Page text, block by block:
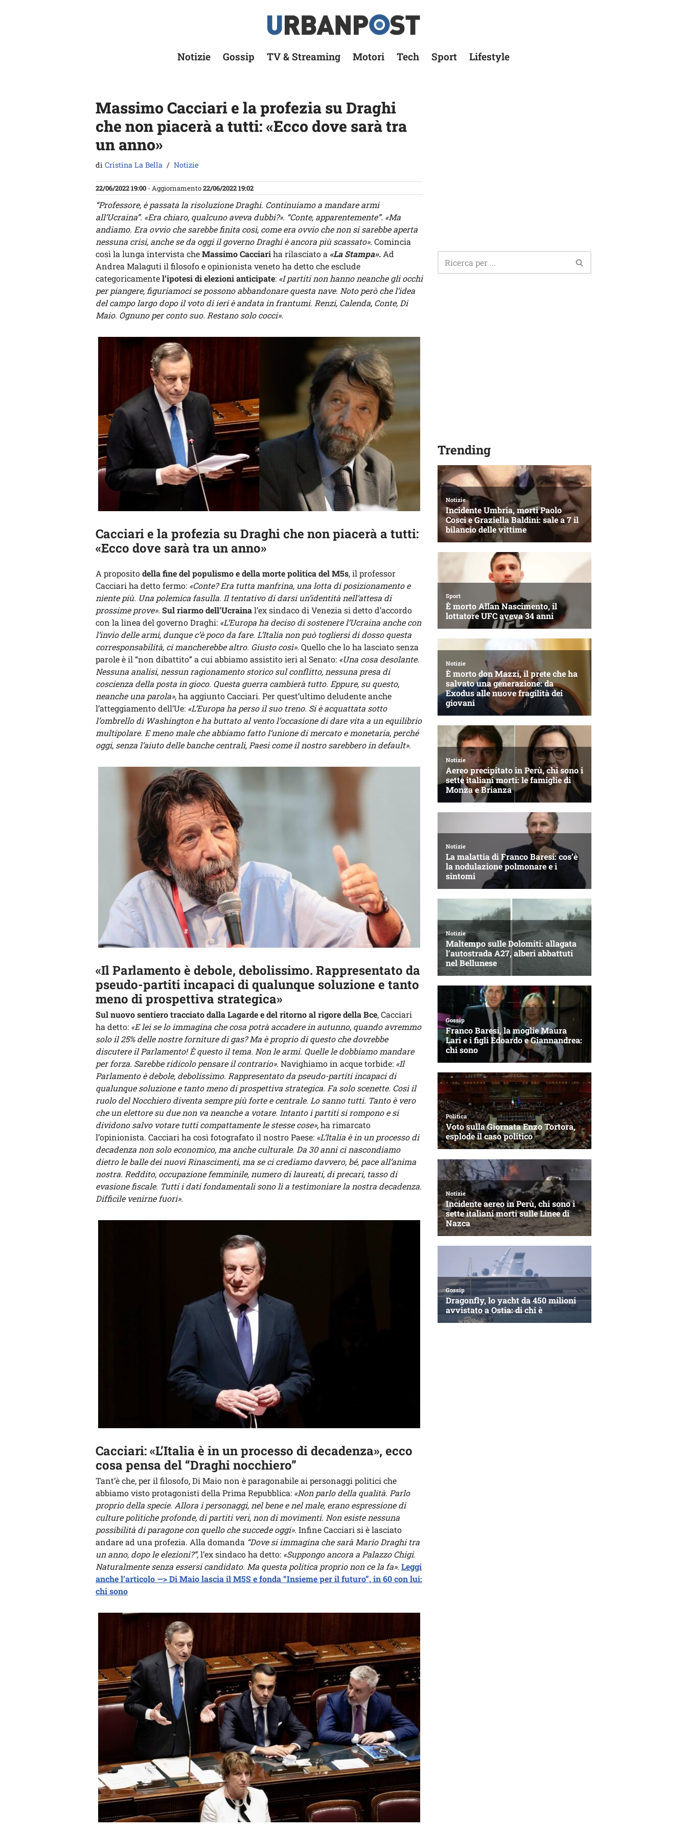
Notizie Gossip TV & Streaming Motori Tech Sport Lifestyle
Massimo Cacciari e la profezia su Draghi
che non piacerà a tutti: «Ecco dove sarà tra
un anno»
di Cristina La Bella Notizie
22/06/2022 19:00 - Aggiornamento22/06/2022 19:02
“Professore, è passata la risoluzione Draghi. Continuiamo a mandare armi
all’Ucraina”. «Era chiaro, qualcuno aveva dubbi?». “Conte, apparentemente”. «Ma
andiamo. Era ovvio che sarebbe finita così, come era ovvio che non si sarebbe aperta
nessuna crisi, anche se da oggi il governo Draghi è ancora più scassato». Comincia
così la lunga intervista cheMassimo Cacciariha rilasciato a «La Stampa». Ad
Andrea Malaguti il filosofo e opinionista veneto ha detto che esclude
categoricamentel’ipotesi di elezioni anticipate: «I partiti non hanno neanche gli occhi
per piangere, figuriamoci se possono abbandonare questa nave. Noto però che l’idea
del campo largo dopo il voto di ieri è andata in frantumi. Renzi, Calenda, Conte, Di
Maio. Ognuno per conto suo. Restano solo cocci».
Cacciari e la profezia su Draghi che non piacerà a tutti:
«Ecco dove sarà tra un anno»
A propositodella fine del populismo e della morte politica del M5s, il professor
Cacciari ha detto fermo: «Conte? Era tutta manfrina, una lotta di posizionamento e
niente più. Una polemica fasulla. Il tentativo di darsi un’identità nell’attesa di
prossime prove». Sul riarmo dell’Ucrainal’ex sindaco di Venezia si detto d’accordo
con la linea del governo Draghi: «L’Europa ha deciso di sostenere l’Ucraina anche con
l’invio delle armi, dunque c’è poco da fare. L’Italia non può togliersi di dosso questa
corresponsabilità, ci mancherebbe altro. Giusto così». Quello che lo ha lasciato senza
parole è il “non dibattito” a cui abbiamo assistito ieri al Senato: «Una cosa desolante.
Nessuna analisi, nessun ragionamento storico sul conflitto, nessuna presa di
coscienza della posta in gioco. Questa guerra cambierà tutto. Eppure, su questo,
neanche una parola»,ha aggiunto Cacciari. Per quest’ultimo deludente anche
l’atteggiamento dell’Ue: «L’Europa ha perso il suo treno. Si è acquattata sotto
l’ombrello di Washington e ha buttato al vento l’occasione di dare vita a un equilibrio
multipolare. E meno male che abbiamo fatto l’unione di mercato e monetaria, perché
oggi, senza l’aiuto delle banche centrali, Paesi come il nostro sarebbero in default».
«Il Parlamento è debole, debolissimo. Rappresentato da
pseudo-partiti incapaci di qualunque soluzione e tanto
meno di prospettiva strategica»
Sul nuovo sentiero tracciato dalla Lagarde e del ritorno al rigore della Bce, Cacciari
ha detto: «E lei se lo immagina che cosa potrà accadere in autunno, quando avremmo
solo il 25% delle nostre forniture di gas? Ma è proprio di questo che dovrebbe
discutere il Parlamento! È questo il tema. Non le armi. Quelle le dobbiamo mandare
per forza. Sarebbe ridicolo pensare il contrario». Navighiamo in acque torbide: «Il
Parlamento è debole, debolissimo. Rappresentato da pseudo-partiti incapaci di
qualunque soluzione e tanto meno di prospettiva strategica. Fa solo scenette. Così il
ruolo del Nocchiero diventa sempre più forte e centrale. Lo sanno tutti. Tanto è vero
che un elettore su due non va neanche a votare. Intanto i partiti si rompono e si
dividono salvo votare tutti compattamente le stesse cose»,ha rimarcato
l’opinionista. Cacciari ha così fotografato il nostro Paese: «L’Italia è in un processo di
decadenza non solo economico, ma anche culturale. Da 30 anni ci nascondiamo
dietro le balle dei nuovi Rinascimenti, ma se ci crediamo davvero, bé, pace all’anima
nostra. Reddito, occupazione femminile, numero di laureati, di precari, tasso di
evasione fiscale. Tutti i dati fondamentali sono lì a testimoniare la nostra decadenza.
Difficile venirne fuori».
Cacciari: «L’Italia è in un processo di decadenza», ecco
cosa pensa del “Draghi nocchiero”
Tant’è che, per il filosofo, Di Maio non è paragonabile ai personaggi politici che
abbiamo visto protagonisti della Prima Repubblica: «Non parlo della qualità. Parlo
proprio della specie. Allora i personaggi, nel bene e nel male, erano espressione di
culture politiche profonde, di partiti veri, non di movimenti. Non esiste nessuna
possibilità di paragone con quello che succede oggi». Infine Cacciari si è lasciato
andare ad una profezia. Alla domanda “Dove si immagina che sarà Mario Draghi tra
un anno, dopo le elezioni?”,l’ex sindaco ha detto: «Suppongo ancora a Palazzo Chigi.
Naturalmente senza essersi candidato. Ma questa politica proprio non ce la fa». Leggi
anche l’articolo —> Di Maio lascia il M5S e fonda “Insieme per il futuro”, in 60 con lui:
chi sono
Trending